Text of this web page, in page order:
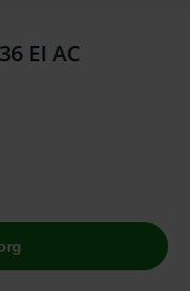
EI AC